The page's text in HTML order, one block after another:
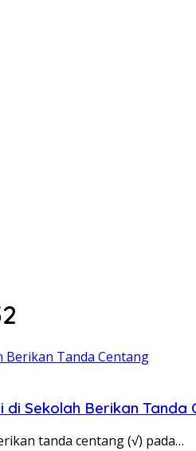
Sekolah Berikan Tanda
tanda centang (√) pada…